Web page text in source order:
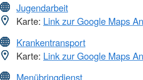
Jugendarbeit
Karte: Link zur Google Maps
Krankentransport
Karte: Link zur Google Maps
Menübringdienst